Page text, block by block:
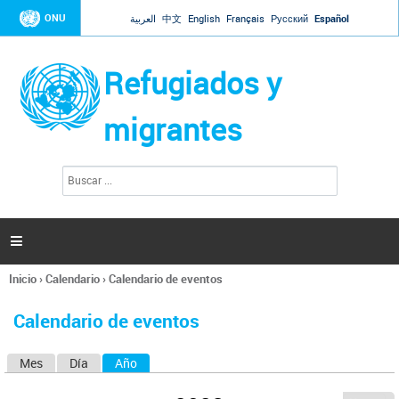
Jump to navigation
ONU العربية 中文 English Français Русский Español
Refugiados y
migrantes
l
s

Se
usted
Inicio›Calendario›Calendario de eventos
Calendario de eventos
Mes Día Año